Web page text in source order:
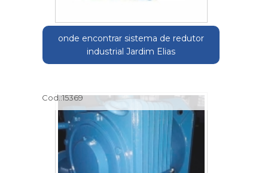
onde encontrar sistema de redutor
industrial Jardim Elias
Cod.:15369